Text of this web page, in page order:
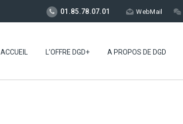
01.85.78.07.01 WebMail
ACCUEIL L’OFFRE DGD+ A PROPOS DE DGD